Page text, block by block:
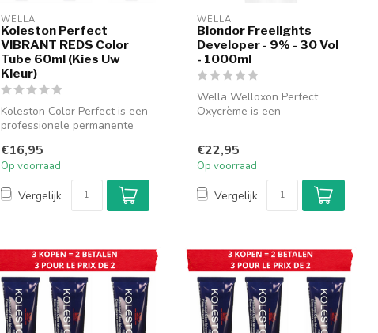
WELLA
Koleston Perfect
VIBRANT REDS Color
Tube 60ml (Kies Uw
Kleur)
Koleston Color Perfect is een
professionele permanente
€16,95
Op voorraad
Vergelijk
WELLA
Blondor Freelights
Developer - 9% - 30 Vol
- 1000ml
Wella Welloxon Perfect
Oxycrème is een
ontwikkel...
€22,95
Op voorraad
Vergelijk